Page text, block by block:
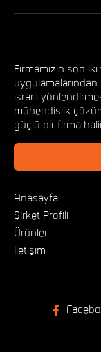
Firmamızın son
ısrarlı
mühendislik
güçlü bir firma
Anasayfa
Şirket Profili
Ürünler
İletişim